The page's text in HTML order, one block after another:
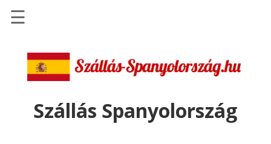
Szállások
Szállásinfo.eu
Repülőjegy
☰
Szállás Spanyolország